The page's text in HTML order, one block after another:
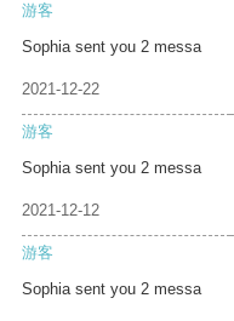
游客
Sophia sent you 2 messa
2021-12-22
游客
Sophia sent you 2 messa
2021-12-12
游客
Sophia sent you 2 messa